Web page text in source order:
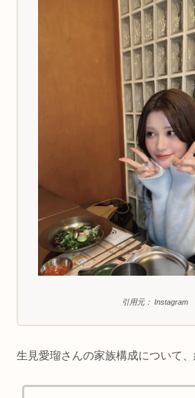
引用元： Instagram
生見愛瑠さんの家族構成について、